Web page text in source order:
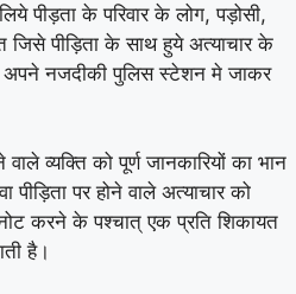
पीड़ता के परिवार के लोग, पड़ोसी,
जिसे पीड़िता के साथ हुये अत्याचार के
अपने नजदीकी पुलिस स्टेशन मे जाकर
वाले व्यक्ति को पूर्ण जानकारियों का भान
पर होने वाले अत्याचार को
करने के पश्चात् एक प्रति शिकायत
है।